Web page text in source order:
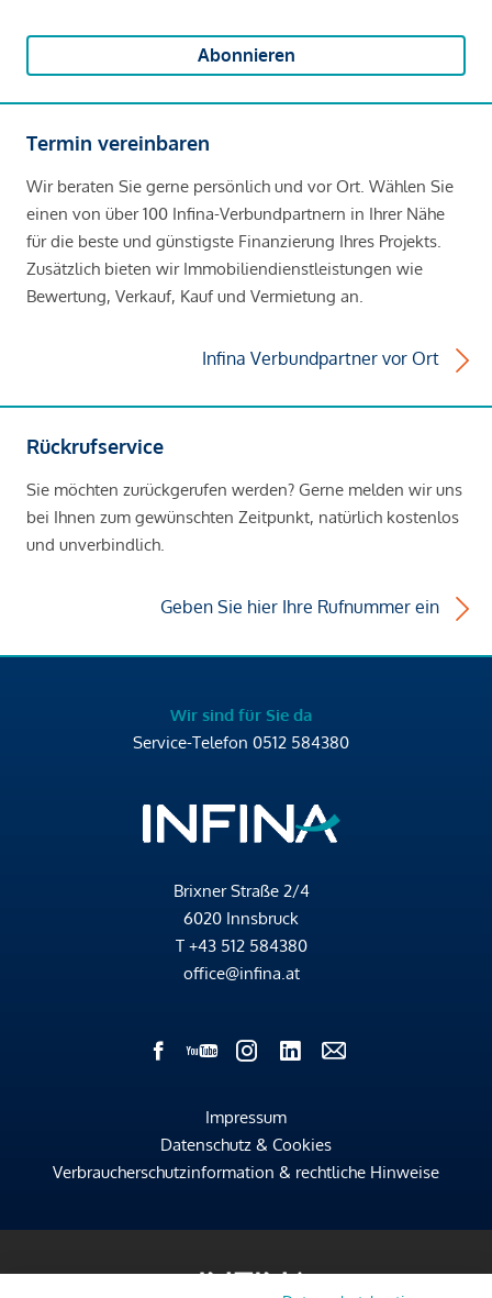
Abonnieren
Termin vereinbaren
Wir beraten Sie gerne persönlich und vor Ort. Wählen Sie
einen von über 100 Infina-Verbundpartnern in Ihrer Nähe
für die beste und günstigste Finanzierung Ihres Projekts.
Zusätzlich bieten wir Immobiliendienstleistungen wie
Bewertung, Verkauf, Kauf und Vermietung an.
Infina Verbundpartner vor Ort
Rückrufservice
Sie möchten zurückgerufen werden? Gerne melden wir uns
bei Ihnen zum gewünschten Zeitpunkt, natürlich kostenlos
und unverbindlich.
Geben Sie hier Ihre Rufnummer ein
Wir sind für Sie da
Service-Telefon 0512 584380
Brixner Straße 2/4
6020 Innsbruck
T +43 512 584380
office@infina.at
Impressum
Datenschutz & Cookies
Verbraucherschutzinformation & rechtliche Hinweise